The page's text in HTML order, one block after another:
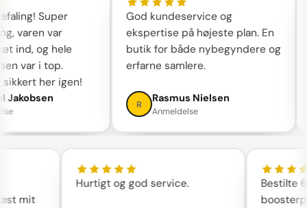
Super
varen var
ind, og hele
var i top.
her igen!
God kundeservice og
ekspertise på højeste plan. En
butik for både nybegyndere og
erfarne samlere.
Rasmus Nielsen
Anmeldelse
mit
Hurtigt og god service.
Bestilte